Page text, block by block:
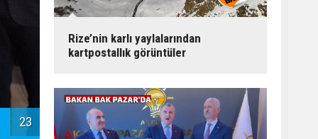
23
Rize’nin karlı yaylalarından
kartpostallık görüntüler